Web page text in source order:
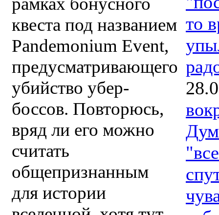
квеста под названием
Pandemonium Event,
предусматривающего
убийство убер-
боссов. Повторюсь,
вряд ли его можно
считать
общепризнанным
для истории
то